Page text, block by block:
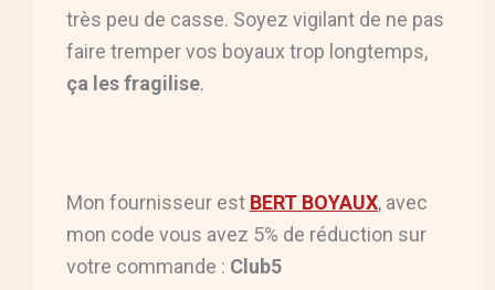
très peu de casse. Soyez vigilant de ne pas
faire tremper vos boyaux trop longtemps,
ça les fragilise.
Mon fournisseur est BERT BOYAUX, avec
mon code vous avez 5% de réduction sur
votre commande : Club5